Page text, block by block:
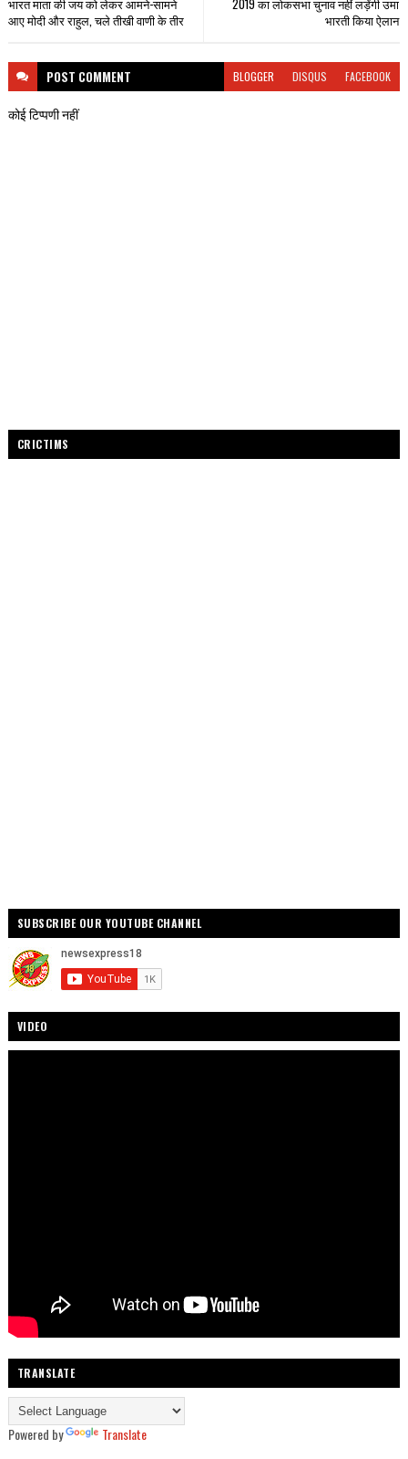
भारती किया ऐलान
आए मोदी और राहुल, चले तीखी वाणी के तीर
POST COMMENT BLOGGER DISQUS FACEBOOK
कोई टिप्पणी नहीं
CRICTIMS
SUBSCRIBE OUR YOUTUBE CHANNEL
VIDEO
TRANSLATE
Powered by Translate